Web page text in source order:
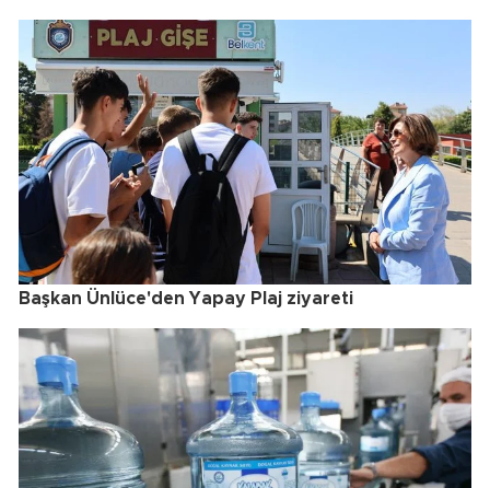
Başkan Ünlüce'den Yapay Plaj ziyareti